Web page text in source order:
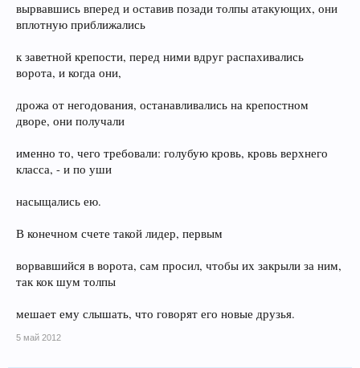
вырвавшись вперед и оставив позади толпы атакующих, они
вплотную приближались
к заветной крепости, перед ними вдруг распахивались
ворота, и когда они,
дрожа от негодования, останавливались на крепостном
дворе, они получали
именно то, чего требовали: голубую кровь, кровь верхнего
класса, - и по уши
насыщались ею.
В конечном счете такой лидер, первым
ворвавшийся в ворота, сам просил, чтобы их закрыли за ним,
так кок шум толпы
мешает ему слышать, что говорят его новые друзья.
5 май 2012